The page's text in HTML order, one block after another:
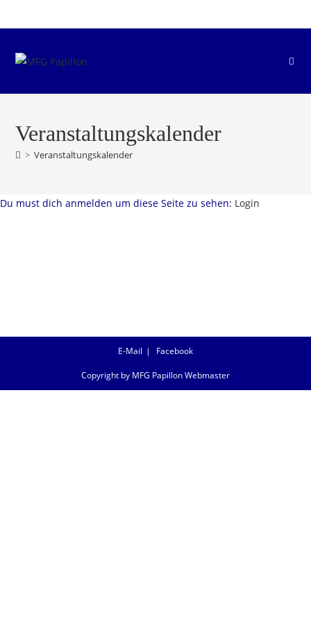
Inhalt
Veranstaltungskalender
> Veranstaltungskalender
Du must dich anmelden um diese Seite zu sehen: Login
E-Mail Facebook
Copyright by MFG Papillon Webmaster